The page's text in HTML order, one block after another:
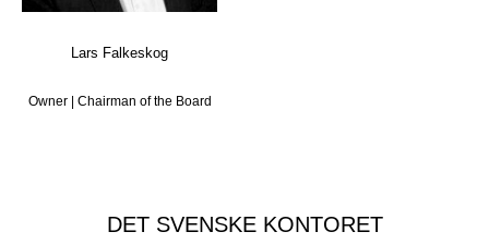
Lars Falkeskog
Owner | Chairman of the Board
DET SVENSKE KONTORET